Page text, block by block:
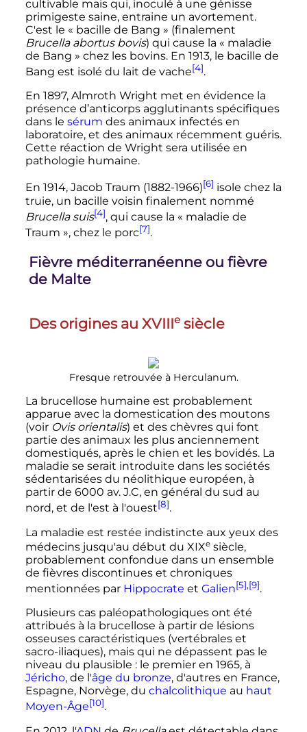
cultivable mais qui, inoculé à une génisse
primigeste saine, entraine un avortement.
C'est le « bacille de Bang » (finalement
Brucella abortus bovis) qui cause la « maladie
de Bang » chez les bovins. En 1913, le bacille de
Bang est isolé du lait de vache[4].
En 1897, Almroth Wright met en évidence la
présence d’anticorps agglutinants spécifiques
dans le sérum des animaux infectés en
laboratoire, et des animaux récemment guéris.
Cette réaction de Wright sera utilisée en
pathologie humaine.
En 1914, Jacob Traum (1882-1966)[6] isole chez la
truie, un bacille voisin finalement nommé
Brucella suis[4], qui cause la « maladie de
Traum », chez le porc[7].
Fièvre méditerranéenne ou fièvre
de Malte
Des origines au XVIIIe siècle
Fresque retrouvée à Herculanum.
La brucellose humaine est probablement
apparue avec la domestication des moutons
(voir Ovis orientalis) et des chèvres qui font
partie des animaux les plus anciennement
domestiqués, après le chien et les bovidés. La
maladie se serait introduite dans les sociétés
sédentarisées du néolithique européen, à
partir de 6000 av. J.C, en général du sud au
nord, et de l'est à l'ouest[8].
La maladie est restée indistincte aux yeux des
médecins jusqu'au début du XIXe siècle,
probablement confondue dans un ensemble
de fièvres discontinues et chroniques
mentionnées par Hippocrate et Galien[5],[9].
Plusieurs cas paléopathologiques ont été
attribués à la brucellose à partir de lésions
osseuses caractéristiques (vertébrales et
sacro-iliaques), mais qui ne dépassent pas le
niveau du plausible : le premier en 1965, à
Jéricho, de l'âge du bronze, d'autres en France,
Espagne, Norvège, du chalcolithique au haut
Moyen-Âge[10].